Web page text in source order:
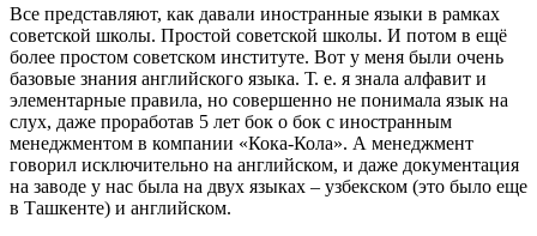
Все представляют, как давали иностранные языки в рамках
советской школы. Простой советской школы. И потом в ещё
более простом советском институте. Вот у меня были очень
базовые знания английского языка. Т. е. я знала алфавит и
элементарные правила, но совершенно не понимала язык на
слух, даже проработав 5 лет бок о бок с иностранным
менеджментом в компании «Кока-Кола». А менеджмент
говорил исключительно на английском, и даже документация
на заводе у нас была на двух языках – узбекском (это было еще
в Ташкенте) и английском.